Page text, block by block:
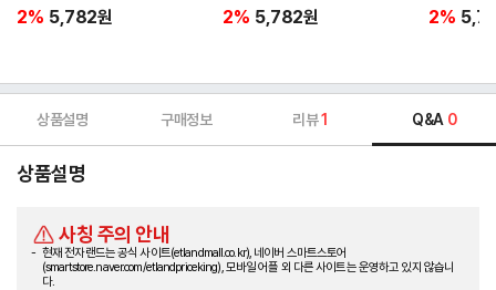
2% 5,782원 2% 5,782원 2%
상품설명 구매정보 리뷰1 Q&A 0
상품설명
사칭 주의 안내
현재 전자랜드는 공식 사이트(etlandmall.co.kr), 네이버 스마트스토어
(smartstore.naver.com/etlandpriceking), 모바일 어플 외 다른 사이트는 운영하고 있지 않습니
다.